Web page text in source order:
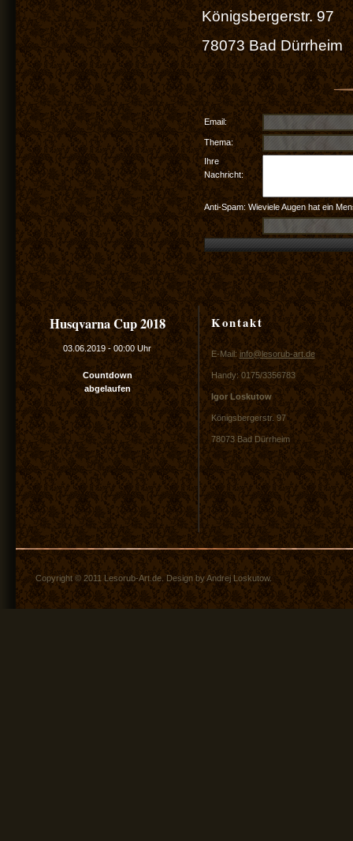
Königsbergerstr. 97
78073 Bad Dürrheim
Email:
Thema:
Ihre
Nachricht:
Anti-Spam: Wieviele Augen hat ein
Husqvarna Cup 2018
03.06.2019 -00:00 Uhr
Countdown
abgelaufen
Kontakt
E-Mail: info@lesorub-art.de
Handy: 0175/3356783
Igor Loskutow
Königsbergerstr. 97
78073 Bad Dürrheim
Copyright © 2011 Lesorub-Art.de. Design by Andrej Loskutow.